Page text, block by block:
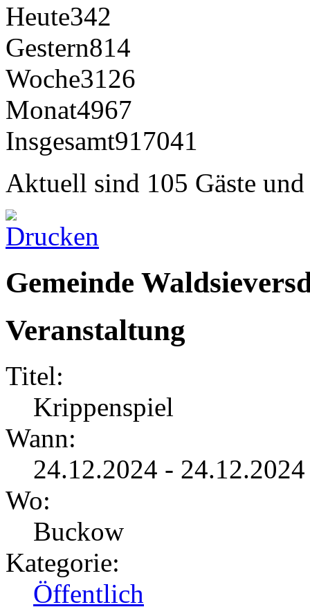
Heute342
Gestern814
Woche3126
Monat4967
Insgesamt917041
Aktuell sind 105 Gäste
Gemeinde
Veranstaltung
Titel:
Krippenspiel
Wann:
24.12.2024 -
Wo:
Buckow
Kategorie:
Öffentlich